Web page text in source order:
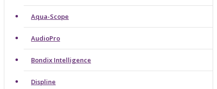
Aqua-Scope
AudioPro
Bondix Intelligence
Displine